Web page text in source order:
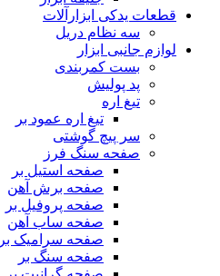
قطعات یدکی ابزارآلات
سه نظام دریل
لوازم جانبی ابزار
بست کمربندی
پد پولیش
تیغ اره
تیغ اره عمود بر
سر پیچ گوشتی
صفحه سنگ فرز
صفحه استیل بر
صفحه برش آهن
صفحه پروفیل بر
صفحه ساب آهن
صفحه سرامیک بر
صفحه سنگ بر